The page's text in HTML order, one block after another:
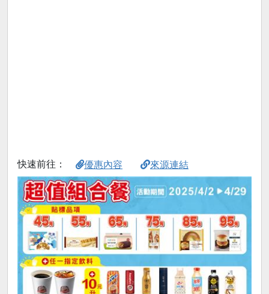
快速前往： 優惠內容 來源連結